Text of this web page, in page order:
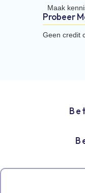
Maak
Probeer
Geen credit